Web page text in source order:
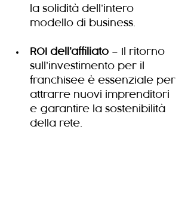
la solidità dell’intero
modello di business.
ROI dell’affiliato – Il ritorno
sull’investimento per il
franchisee è essenziale per
attrarre nuovi imprenditori
e garantire la sostenibilità
della rete.